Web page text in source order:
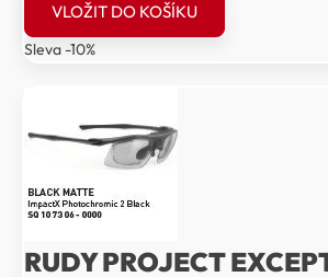
byla:
9
8
VLOŽIT DO KOŠÍKU
Sleva -10%
RUDY PROJECT